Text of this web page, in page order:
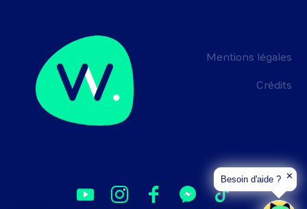
Mentions légales
Crédits
Besoin d'aide ? ✕